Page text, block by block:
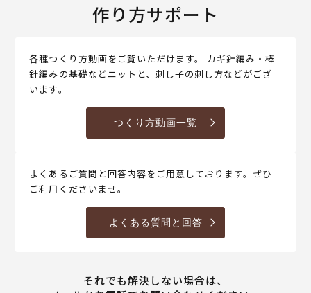
作り方サポート
各種つくり方動画をご覧いただけます。 カギ針編み・棒
針編みの基礎などニットと、刺し子の刺し方などがござ
います。
つくり方動画一覧
よくあるご質問と回答内容をご用意しております。ぜひ
ご利用くださいませ。
よくある質問と回答
それでも解決しない場合は、